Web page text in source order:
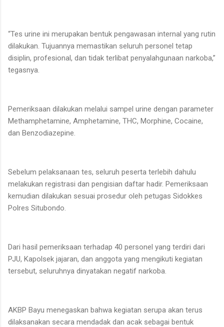
“Tes urine ini merupakan bentuk pengawasan internal yang rutin
dilakukan. Tujuannya memastikan seluruh personel tetap
disiplin, profesional, dan tidak terlibat penyalahgunaan narkoba,”
tegasnya.
Pemeriksaan dilakukan melalui sampel urine dengan parameter
Methamphetamine, Amphetamine, THC, Morphine, Cocaine,
dan Benzodiazepine.
Sebelum pelaksanaan tes, seluruh peserta terlebih dahulu
melakukan registrasi dan pengisian daftar hadir. Pemeriksaan
kemudian dilakukan sesuai prosedur oleh petugas Sidokkes
Polres Situbondo.
Dari hasil pemeriksaan terhadap 40 personel yang terdiri dari
PJU, Kapolsek jajaran, dan anggota yang mengikuti kegiatan
tersebut, seluruhnya dinyatakan negatif narkoba.
AKBP Bayu menegaskan bahwa kegiatan serupa akan terus
dilaksanakan secara mendadak dan acak sebagai bentuk